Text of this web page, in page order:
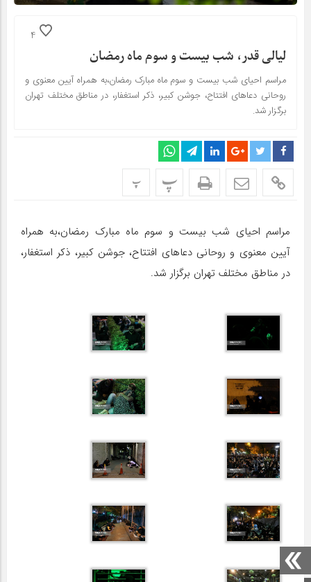
4
لیالی قدر، شب بیست و سوم ماه رمضان
مراسم احیای شب بیست و سوم ماه مبارک رمضان،به همراه آیین معنوی و
روحانی دعاهای افتتاح، جوشن کبیر، ذکر استغفار، در مناطق مختلف تهران
برگزار شد.
پ پ
مراسم احیای شب بیست و سوم ماه مبارک رمضان،به همراه
آیین معنوی و روحانی دعاهای افتتاح، جوشن کبیر، ذکر استغفار،
در مناطق مختلف تهران برگزار شد.